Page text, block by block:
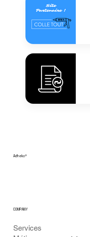
Adheko®
Services
COMPANY